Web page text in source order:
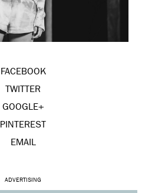
FACEBOOK
TWITTER
GOOGLE+
PINTEREST
EMAIL
ADVERTISING